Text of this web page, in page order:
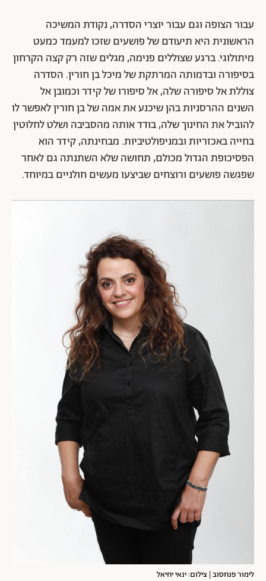
עבור הצופה וגם עבור יוצרי הסדרה, נקודת המשיכה
הראשונית היא תיעודם של פושעים שזכו למעמד כמעט
מיתולוגי. ברגע שצוללים פנימה, מגלים שזה רק קצה הקרחון
בסיפורה ובדמותה המרתקת של מיכל בן חורין. הסדרה
צוללת אל סיפורה שלה, אל סיפורו של קידר וכמובן אל
השנים ההרסניות בהן שיכנע את אמה של בן חורין לאפשר לו
להוביל את החינוך שלה, בודד אותה מהסביבה ושלט לחלוטין
בחייה באכזריות ובמניפולטיביות. מבחינתה, קידר הוא
הפסיכופת הגדול מכולם, תחושה שלא השתנתה גם לאחר
שפגשה פושעים ורוצחים שביצעו מעשים חולניים במיוחד.
לימור פנחסוב | צילום: ינאי יחיאל